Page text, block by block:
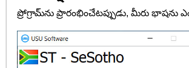
ప్రోగ్రామ్‌ను ప్రారంభించేటప్పుడు, మీరు భాషను